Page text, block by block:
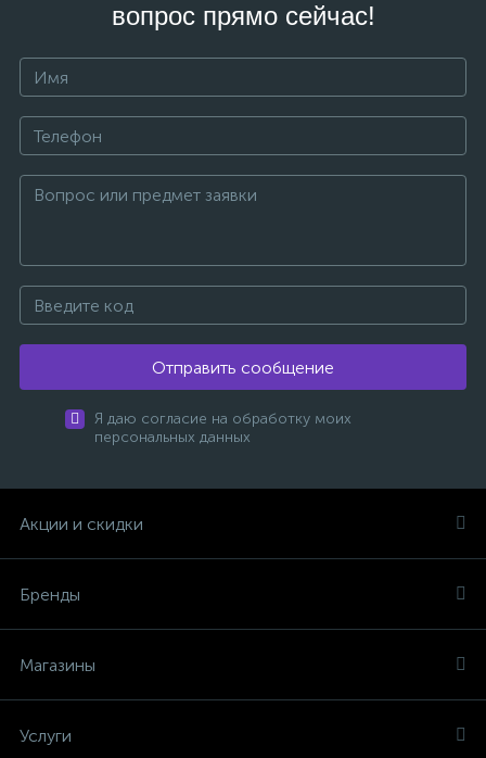
вопрос прямо сейчас!
Отправить сообщение
Я даю согласие на обработку моих
персональных данных
Акции и скидки
Бренды
Магазины
Услуги